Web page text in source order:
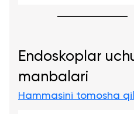
Endoskoplar
manbalari
Hammasini tomosha